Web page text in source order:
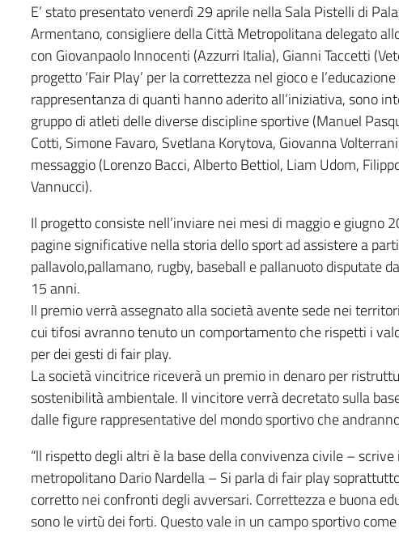
E’ stato presentato venerdì 29 aprile nella Sala Pistelli di
Armentano, consigliere della Città Metropolitana delegato
con Giovanpaolo Innocenti (Azzurri Italia), Gianni Taccetti
progetto ‘Fair Play’ per la correttezza nel gioco e
rappresentanza di quanti hanno aderito all’iniziativa, sono
gruppo di atleti delle diverse discipline sportive (Manuel
Cotti, Simone Favaro, Svetlana Korytova, Giovanna
messaggio (Lorenzo Bacci, Alberto Bettiol, Liam Udom,
Vannucci).
Il progetto consiste nell’inviare nei mesi di maggio e giugno
pagine significative nella storia dello sport ad assistere a
pallavolo,pallamano, rugby, baseball e pallanuoto disputate
15 anni.
ll premio verrà assegnato alla società avente sede nei
cui tifosi avranno tenuto un comportamento che rispetti i
per dei gesti di fair play.
La società vincitrice riceverà un premio in denaro per
sostenibilità ambientale. Il vincitore verrà decretato sulla
dalle figure rappresentative del mondo sportivo che
“ll rispetto degli altri è la base della convivenza civile –
metropolitano Dario Nardella – Si parla di fair play
corretto nei confronti degli avversari. Correttezza e buona
sono le virtù dei forti. Questo vale in un campo sportivo